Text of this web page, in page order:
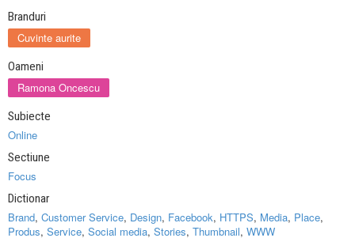
Branduri
Cuvinte aurite
Oameni
Ramona Oncescu
Subiecte
Online
Sectiune
Focus
Dictionar
Brand, Customer Service, Design, Facebook, HTTPS, Media, Place,
Produs, Service, Social media, Stories, Thumbnail, WWW